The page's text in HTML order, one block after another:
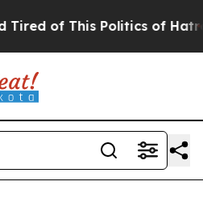
of This Politics of Hatred”